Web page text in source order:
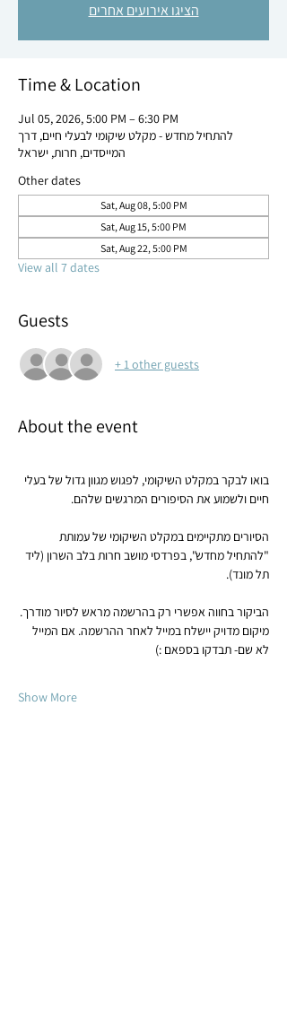
הציגו אירועים אחרים
Time & Location
Jul 05, 2026, 5:00 PM – 6:30 PM
להתחיל מחדש - מקלט שיקומי לבעלי חיים, דרך
המייסדים, חרות, ישראל
Other dates
Sat, Aug 08, 5:00 PM
Sat, Aug 15, 5:00 PM
Sat, Aug 22, 5:00 PM
View all 7 dates
Guests
+ 1 other guests
About the event
בואו לבקר במקלט השיקומי, לפגוש מגוון גדול של בעלי
חיים ולשמוע את הסיפורים המרגשים שלהם.
הסיורים מתקיימים במקלט השיקומי של עמותת
"להתחיל מחדש", בפרדסי מושב חרות בלב השרון (ליד
תל מונד).
הביקור בחווה אפשרי רק בהרשמה מראש לסיור מודרך.
מיקום מדויק יישלח במייל לאחר ההרשמה. אם המייל
לא שם- תבדקו בספאם :)
Show More